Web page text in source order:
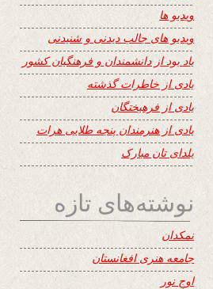
ویدیو ها
ویدیو های جالب دیدنی و شنیدنی
یاد بود از دانشمندان و فرهنگیان کشور
یادی از خاطرات گذشته
یادی از فرهیختگان
یادی از هنرمندان پنجه طلایی هرات
یلدای تان مبارک
نوشته‌های تازه
نمکدان
جامعه هنری افغانستان
اوجِ نور